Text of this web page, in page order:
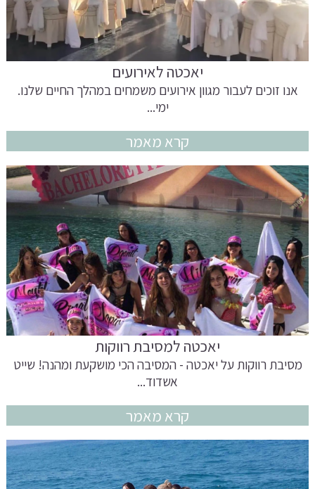
יאכטה לאירועים
אנו זוכים לעבור מגוון אירועים משמחים במהלך החיים שלנו.
ימי...
קרא מאמר
יאכטה למסיבת רווקות
מסיבת רווקות על יאכטה - המסיבה הכי מושקעת ומהנה! שייט
אשדוד...
קרא מאמר